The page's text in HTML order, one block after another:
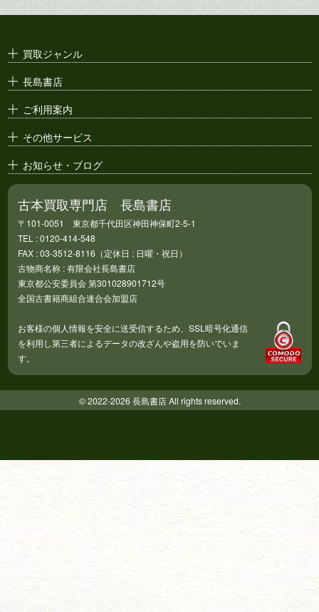
買取ジャンル
長島書店
ご利用案内
その他サービス
お知らせ・ブログ
古本買取専門店 長島書店
〒101-0051 東京都千代田区神田神保町2-5-1
TEL : 0120-414-548
FAX : 03-3512-8116（定休日 : 日曜・祝日）
古物商名称 : 有限会社長島書店
東京都公安委員会 第301028901712号
全国古書籍商組合連合会加盟店
お客様の個人情報を安全に送受信するため、SSL暗号化通信
を利用し第三者によるデータの改ざんや盗用を防いでいま
す。
© 2022-2026 長島書店 All rights reserved.